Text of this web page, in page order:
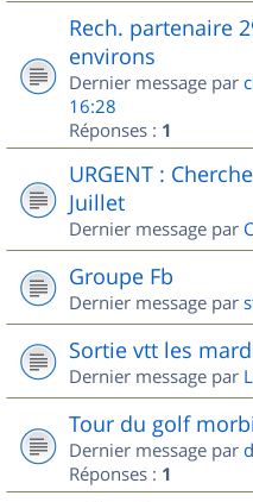
Rech. partenaire
environs
Dernier message par
16:28
Réponses : 1
URGENT :
Juillet
Dernier message par
Groupe Fb
Dernier message par
Sortie vtt les
Dernier message par
Tour du golf
Dernier message par
Réponses : 1